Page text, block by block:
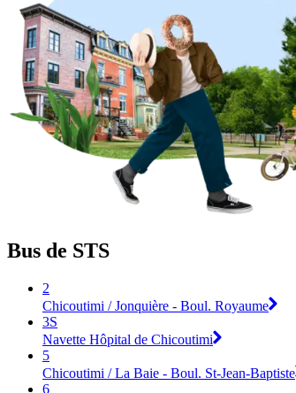
Bus de STS
2
Chicoutimi / Jonquière - Boul. Royaume
3S
Navette Hôpital de Chicoutimi
5
Chicoutimi / La Baie - Boul. St-Jean-Baptiste
6